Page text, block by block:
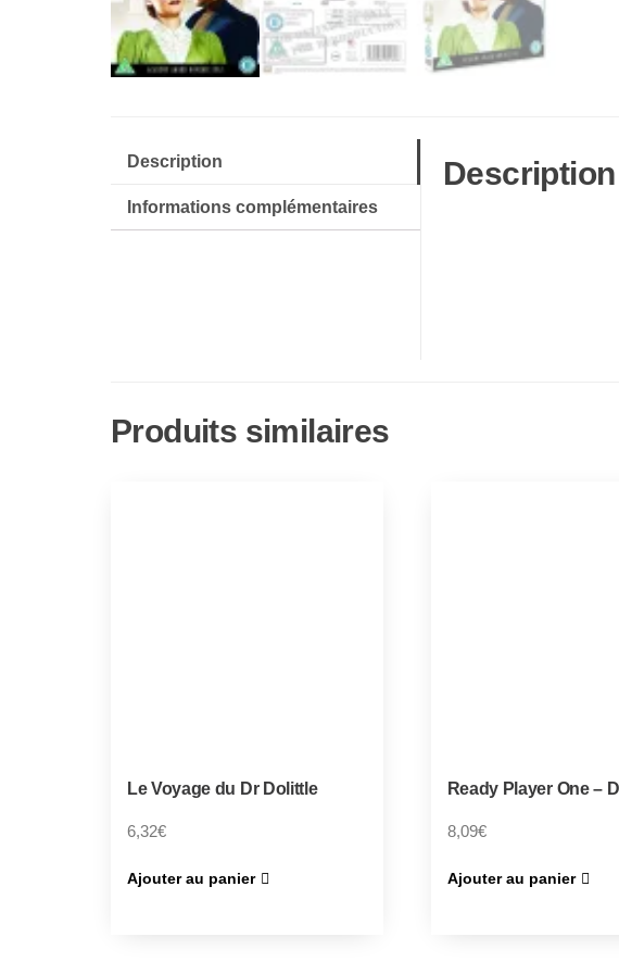
Description
Informations complémentaires
Description
Produits similaires
Le Voyage du Dr Dolittle
6,32€
Ajouter au panier
Ready Player One –
8,09€
Ajouter au panier